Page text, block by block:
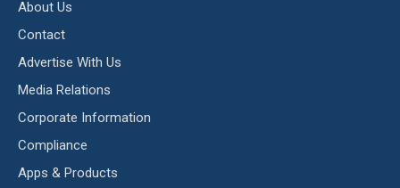
About Us
Contact
Advertise With Us
Media Relations
Corporate Information
Compliance
Apps & Products